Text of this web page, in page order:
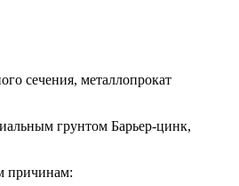
сечения, металлопрокат
грунтом Барьер-цинк,
причинам: